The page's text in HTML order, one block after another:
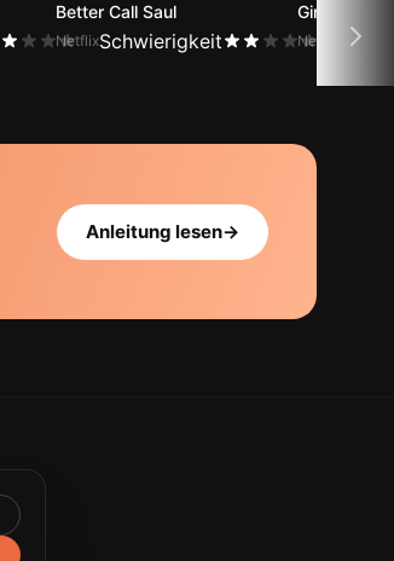
Better Call Saul
NetflixSchwierigkeit
Ginny &
Netflix
Anleitung lesen→